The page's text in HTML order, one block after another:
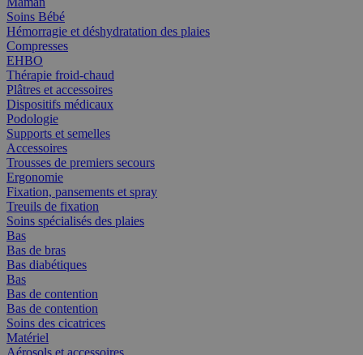
Soins Bébé
Hémorragie et déshydratation des plaies
Compresses
EHBO
Thérapie froid-chaud
Plâtres et accessoires
Dispositifs médicaux
Podologie
Supports et semelles
Accessoires
Trousses de premiers secours
Ergonomie
Fixation, pansements et spray
Treuils de fixation
Soins spécialisés des plaies
Bas
Bas de bras
Bas diabétiques
Bas
Bas de contention
Bas de contention
Soins des cicatrices
Matériel